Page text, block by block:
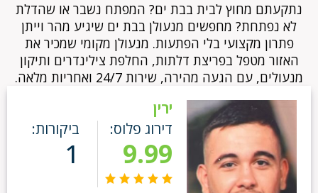
נתקעתם מחוץ לבית בבת ים? המפתח נשבר או שהדלת
לא נפתחת? מחפשים מנעולן בבת ים שיגיע מהר וייתן
פתרון מקצועי בלי הפתעות. מנעולן מקומי שמכיר את
האזור מטפל בפריצת דלתות, החלפת צילינדרים ותיקון
מנעולים, עם הגעה מהירה, שירות 24/7 ואחריות מלאה.
ירין
דירוג פלוס:
9.99
ביקורות:
1